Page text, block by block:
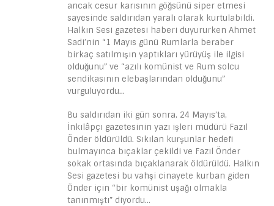
ancak cesur karısının göğsünü siper etmesi
sayesinde saldırıdan yaralı olarak kurtulabildi.
Halkın Sesi gazetesi haberi duyururken Ahmet
Sadi’nin “1 Mayıs günü Rumlarla beraber
birkaç satılmışın yaptıkları yürüyüş ile ilgisi
olduğunu” ve “azılı komünist ve Rum solcu
sendikasının elebaşlarından olduğunu”
vurguluyordu…
Bu saldırıdan iki gün sonra, 24 Mayıs’ta,
İnkılâpçı gazetesinin yazı işleri müdürü Fazıl
Önder öldürüldü. Sıkılan kurşunlar hedefi
bulmayınca bıçaklar çekildi ve Fazıl Önder
sokak ortasında bıçaklanarak öldürüldü. Halkın
Sesi gazetesi bu vahşi cinayete kurban giden
Önder için “bir komünist uşağı olmakla
tanınmıştı” diyordu…